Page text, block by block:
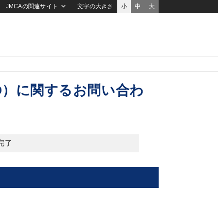
JMCAの関連サイト 文字の大きさ 小 中 大
に関するお問い合わ
了